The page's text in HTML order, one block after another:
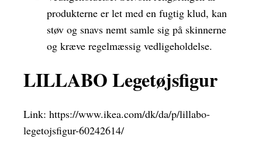
produkterne er let med en fugtig klud, kan
støv og snavs nemt samle sig på skinnerne
og kræve regelmæssig vedligeholdelse.
LILLABO Legetøjsfigur
Link: https://www.ikea.com/dk/da/p/lillabo-
legetojsfigur-60242614/